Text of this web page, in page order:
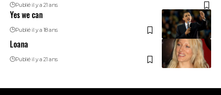
Publié il y a 21 ans
Yes we can
Publié il y a 18 ans
Loana
Publié il y a 21 ans